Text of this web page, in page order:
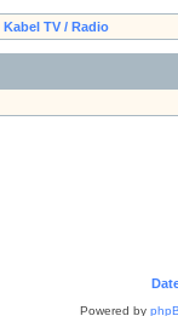
TV / Radio
Powered by